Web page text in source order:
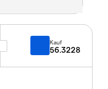
Kauf
56.3228